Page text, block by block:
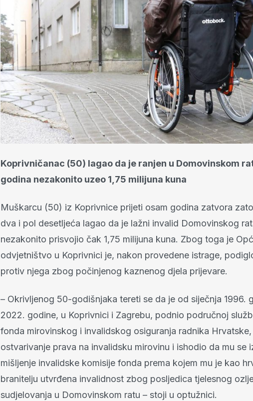
Koprivničanac (50) lagao da je ranjen u Domovinskom
godina nezakonito uzeo 1,75 milijuna kuna
Muškarcu (50) iz Koprivnice prijeti osam godina zatvora
dva i pol desetljeća lagao da je lažni invalid Domovinskog
nezakonito prisvojio čak 1,75 milijuna kuna. Zbog toga je
odvjetništvo u Koprivnici je, nakon provedene istrage,
protiv njega zbog počinjenog kaznenog djela prijevare.
– Okrivljenog 50-godišnjaka tereti se da je od siječnja 1996.
2022. godine, u Koprivnici i Zagrebu, podnio područnoj
fonda mirovinskog i invalidskog osiguranja radnika
ostvarivanje prava na invalidsku mirovinu i ishodio da mu se
mišljenje invalidske komisije fonda prema kojem mu je kao
branitelju utvrđena invalidnost zbog posljedica tjelesnog
sudjelovanja u Domovinskom ratu – stoji u optužnici.